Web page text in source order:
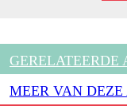
GERELATEERDE
MEER VAN DEZE